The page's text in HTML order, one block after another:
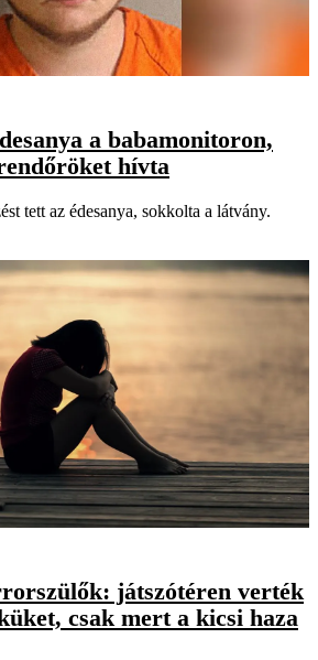
a babamonitoron,
hívta
tett az édesanya, sokkolta a látvány.
játszótéren verték
csak mert a kicsi haza